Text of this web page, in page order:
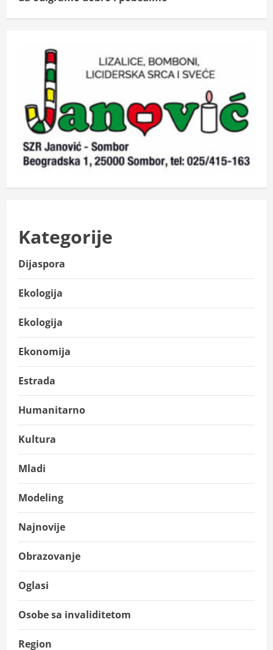
Kategorije
Dijaspora
Ekologija
Ekologija
Ekonomija
Estrada
Humanitarno
Kultura
Mladi
Modeling
Najnovije
Obrazovanje
Oglasi
Osobe sa invaliditetom
Region